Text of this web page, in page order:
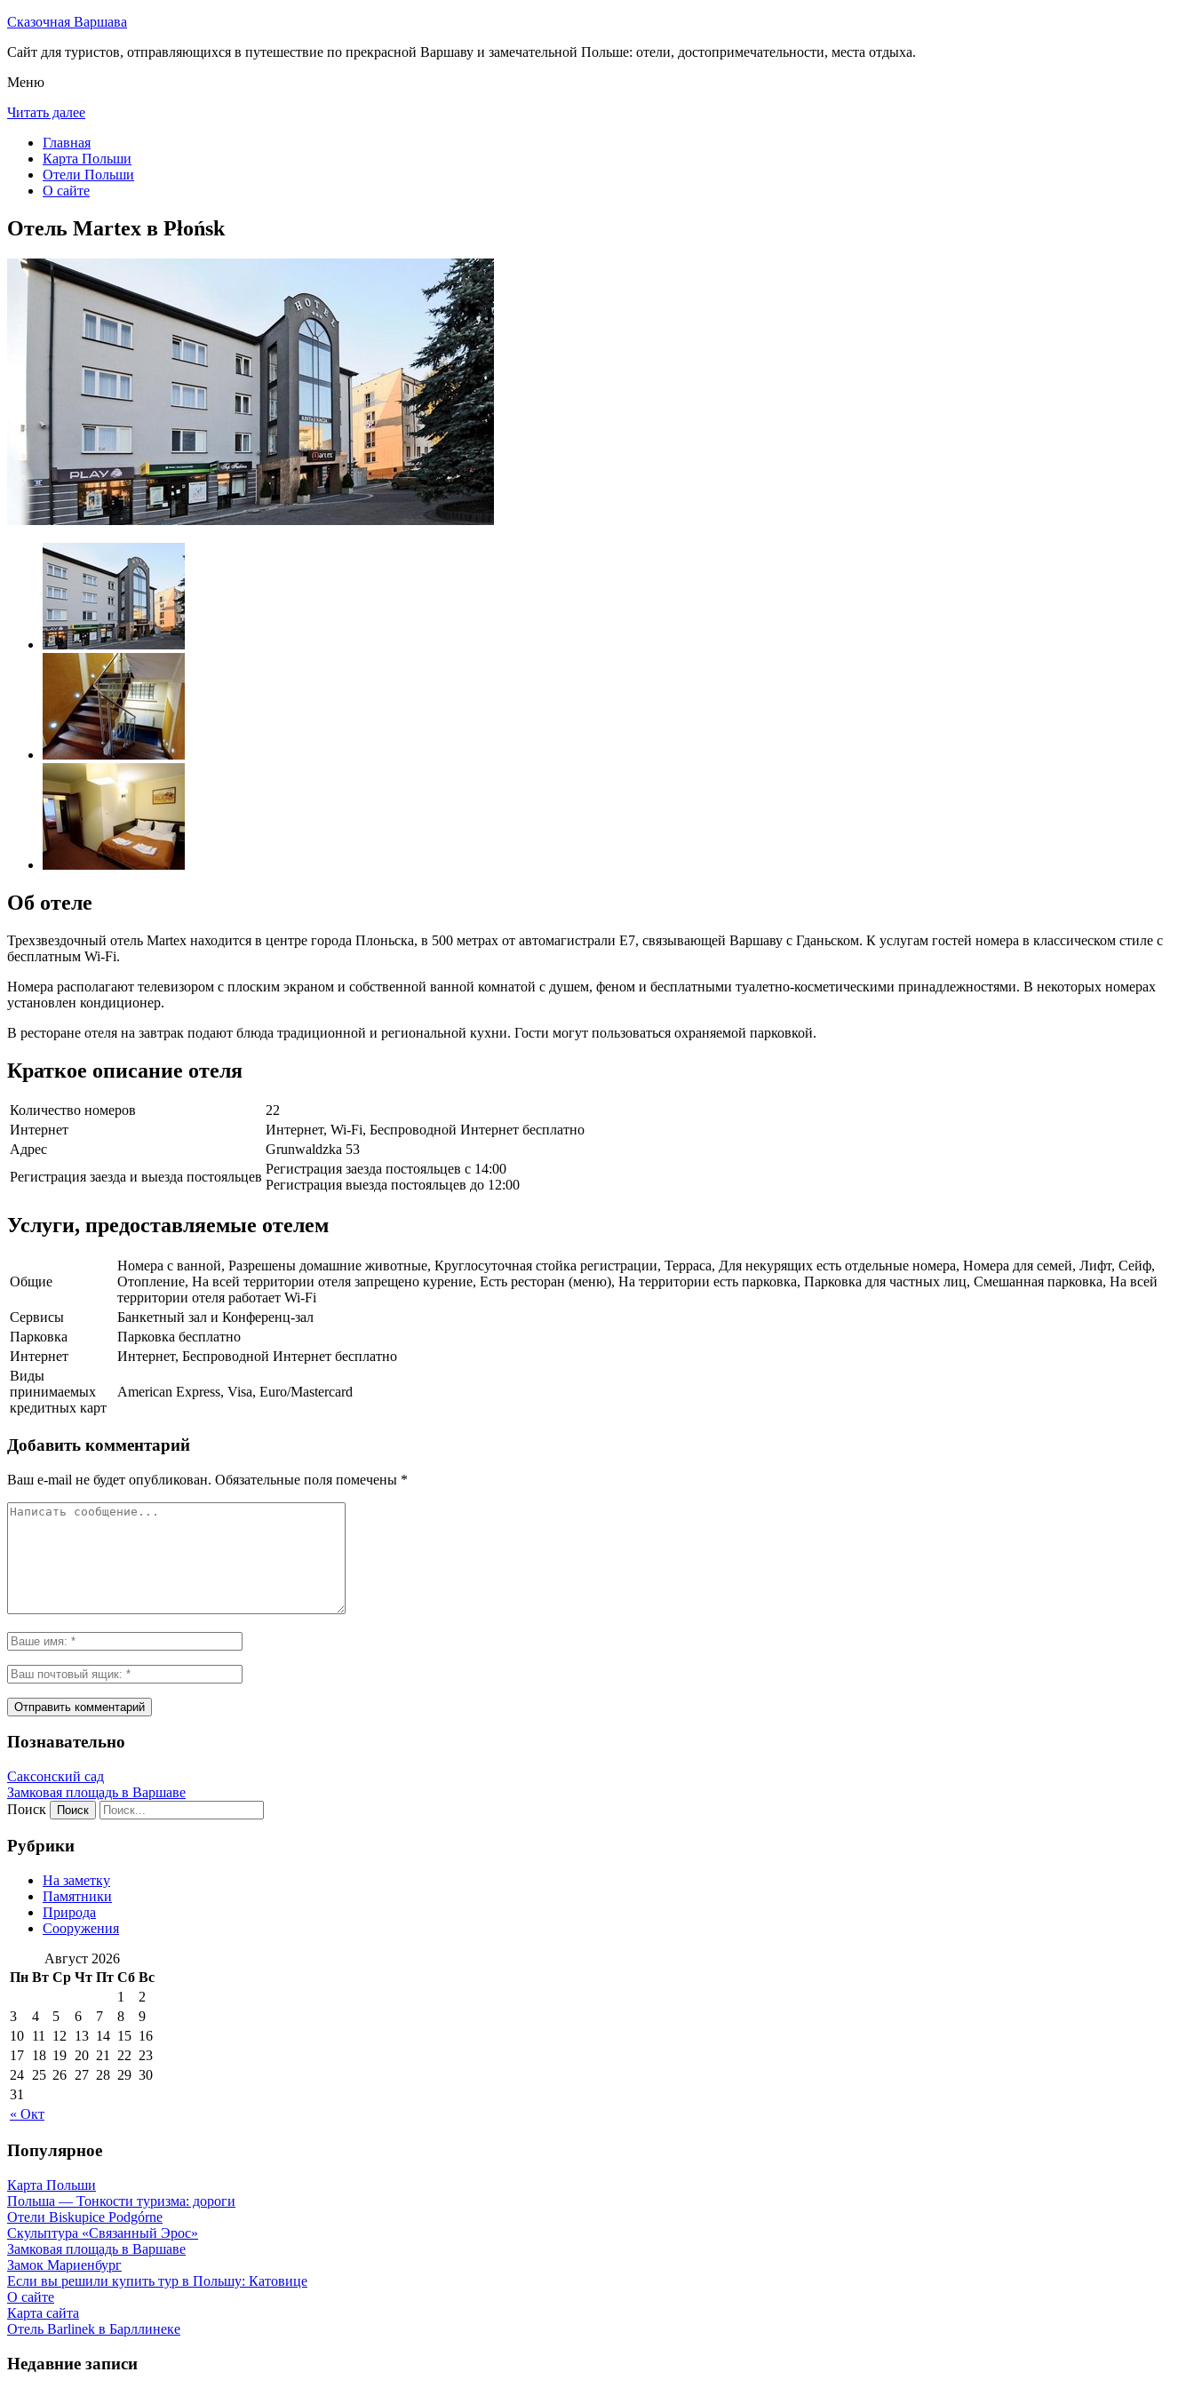
Сказочная Варшава
Сайт для туристов, отправляющихся в путешествие по прекрасной Варшаву и замечательной Польше: отели, достопримечательности, места отдыха.
Меню
Читать далее
Главная
Карта Польши
Отели Польши
О сайте
Отель Martex в Płońsk
Об отеле
Трехзвездочный отель Martex находится в центре города Плоньска, в 500 метрах от автомагистрали E7, связывающей Варшаву с Гданьском. К услугам гостей номера в классическом стиле с
бесплатным Wi-Fi.
Номера располагают телевизором с плоским экраном и собственной ванной комнатой с душем, феном и бесплатными туалетно-косметическими принадлежностями. В некоторых номерах
установлен кондиционер.
В ресторане отеля на завтрак подают блюда традиционной и региональной кухни. Гости могут пользоваться охраняемой парковкой.
Краткое описание отеля
Количество номеров
22
Интернет
Интернет, Wi-Fi, Беспроводной Интернет бесплатно
Адрес
Grunwaldzka 53
Регистрация заезда и выезда постояльцев
Регистрация заезда постояльцев с 14:00
Регистрация выезда постояльцев до 12:00
Услуги, предоставляемые отелем
Общие
Номера с ванной, Разрешены домашние животные, Круглосуточная стойка регистрации, Терраса, Для некурящих есть отдельные номера, Номера для семей, Лифт, Сейф,
Отопление, На всей территории отеля запрещено курение, Есть ресторан (меню), На территории есть парковка, Парковка для частных лиц, Смешанная парковка, На всей
территории отеля работает Wi-Fi
Сервисы
Банкетный зал и Конференц-зал
Парковка
Парковка бесплатно
Интернет
Интернет, Беспроводной Интернет бесплатно
Виды
принимаемых
кредитных карт
American Express, Visa, Euro/Mastercard
Добавить комментарий
Ваш e-mail не будет опубликован. Обязательные поля помечены *
Познавательно
Саксонский сад
Замковая площадь в Варшаве
Поиск
Рубрики
На заметку
Памятники
Природа
Сооружения
Август 2026
Пн Вт Ср Чт Пт Сб Вс
« Окт
1
2
3
4 5 6 7 8
9
10 11 12 13 14 15 16
17 18 19 20 21 22 23
24 25 26 27 28 29 30
31
Популярное
Карта Польши
Польша — Тонкости туризма: дороги
Отели Biskupice Podgórne
Скульптура «Связанный Эрос»
Замковая площадь в Варшаве
Замок Мариенбург
Если вы решили купить тур в Польшу: Катовице
О сайте
Карта сайта
Отель Barlinek в Барллинеке
Недавние записи